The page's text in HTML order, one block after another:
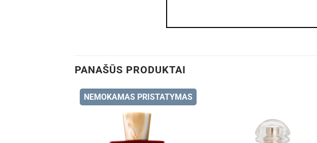
PANAŠŪS PRODUKTAI
NEMOKAMAS PRISTATYMAS